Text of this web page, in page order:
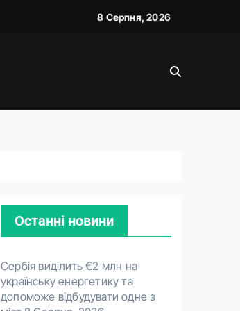
8 Серпня, 2026
Останні новини
Сербія виділить €2 млн на
українську енергетику та
допоможе відбудувати одне з